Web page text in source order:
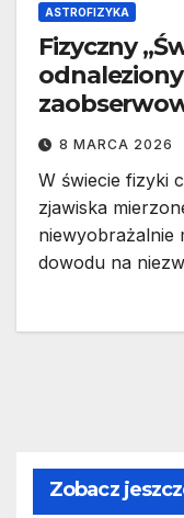
ASTROFIZYKA
Fizyczny
jeden na
8 MARCA 2026
W świecie fizyki
zjawiska
niewyobrażalnie
dowodu na
Zobacz